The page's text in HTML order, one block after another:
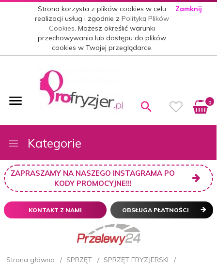
Strona korzysta z plików cookies w celu
realizacji usług i zgodnie zPolityką Plików
Cookies. Możesz określić warunki
przechowywania lub dostępu do plików
cookies w Twojej przeglądarce.
Zamknij
0
Kategorie
ZAPRASZAMY NA NASZEGO INSTAGRAMA PO
KODY PROMOCYJNE!!!
KONTAKT Z NAMI OBSŁUGA PŁATNOŚCI
Strona główna SPRZĘT
SPRZĘT FRYZJERSKI